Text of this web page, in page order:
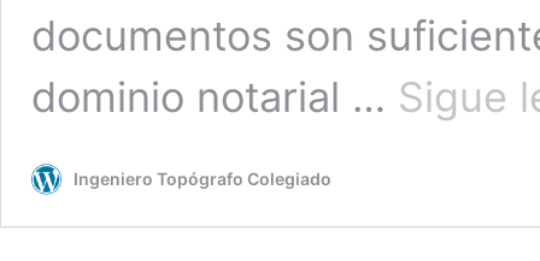
documentos son
dominio notarial … Sigue
Ingeniero Topógrafo Colegiado